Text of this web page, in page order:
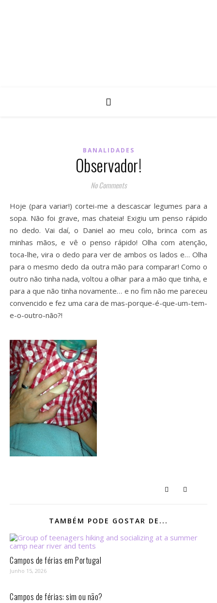
BANALIDADES
Observador!
No Comments
Hoje (para variar!) cortei-me a descascar legumes para a
sopa. Não foi grave, mas chateia! Exigiu um penso rápido
no dedo. Vai daí, o Daniel ao meu colo, brinca com as
minhas mãos, e vê o penso rápido! Olha com atenção,
toca-lhe, vira o dedo para ver de ambos os lados e… Olha
para o mesmo dedo da outra mão para comparar! Como o
outro não tinha nada, voltou a olhar para a mão que tinha, e
para a que não tinha novamente… e no fim não me pareceu
convencido e fez uma cara de mas-porque-é-que-um-tem-
e-o-outro-não?!
TAMBÉM PODE GOSTAR DE...
Campos de férias em Portugal
Junho 15, 2026
Campos de férias: sim ou não?